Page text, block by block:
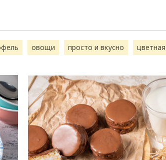
овощи просто и вкусно